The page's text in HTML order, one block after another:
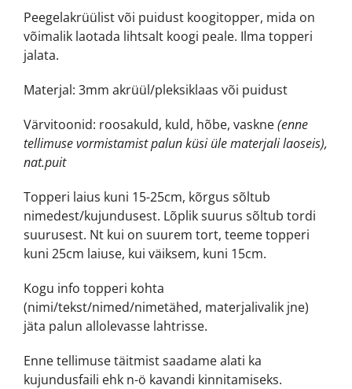
Peegelakrüülist või puidust koogitopper, mida on
võimalik laotada lihtsalt koogi peale. Ilma topperi
jalata.
Materjal: 3mm akrüül/pleksiklaas või puidust
Värvitoonid: roosakuld, kuld, hõbe, vaskne(enne
tellimuse vormistamist palun küsi üle materjali laoseis),
nat.puit
Topperi laius kuni 15-25cm, kõrgus sõltub
nimedest/kujundusest. Lõplik suurus sõltub tordi
suurusest. Nt kui on suurem tort, teeme topperi
kuni 25cm laiuse, kui väiksem, kuni 15cm.
Kogu info topperi kohta
(nimi/tekst/nimed/nimetähed, materjalivalik jne)
jäta palun allolevasse lahtrisse.
Enne tellimuse täitmist saadame alati ka
kujundusfaili ehk n-ö kavandi kinnitamiseks.